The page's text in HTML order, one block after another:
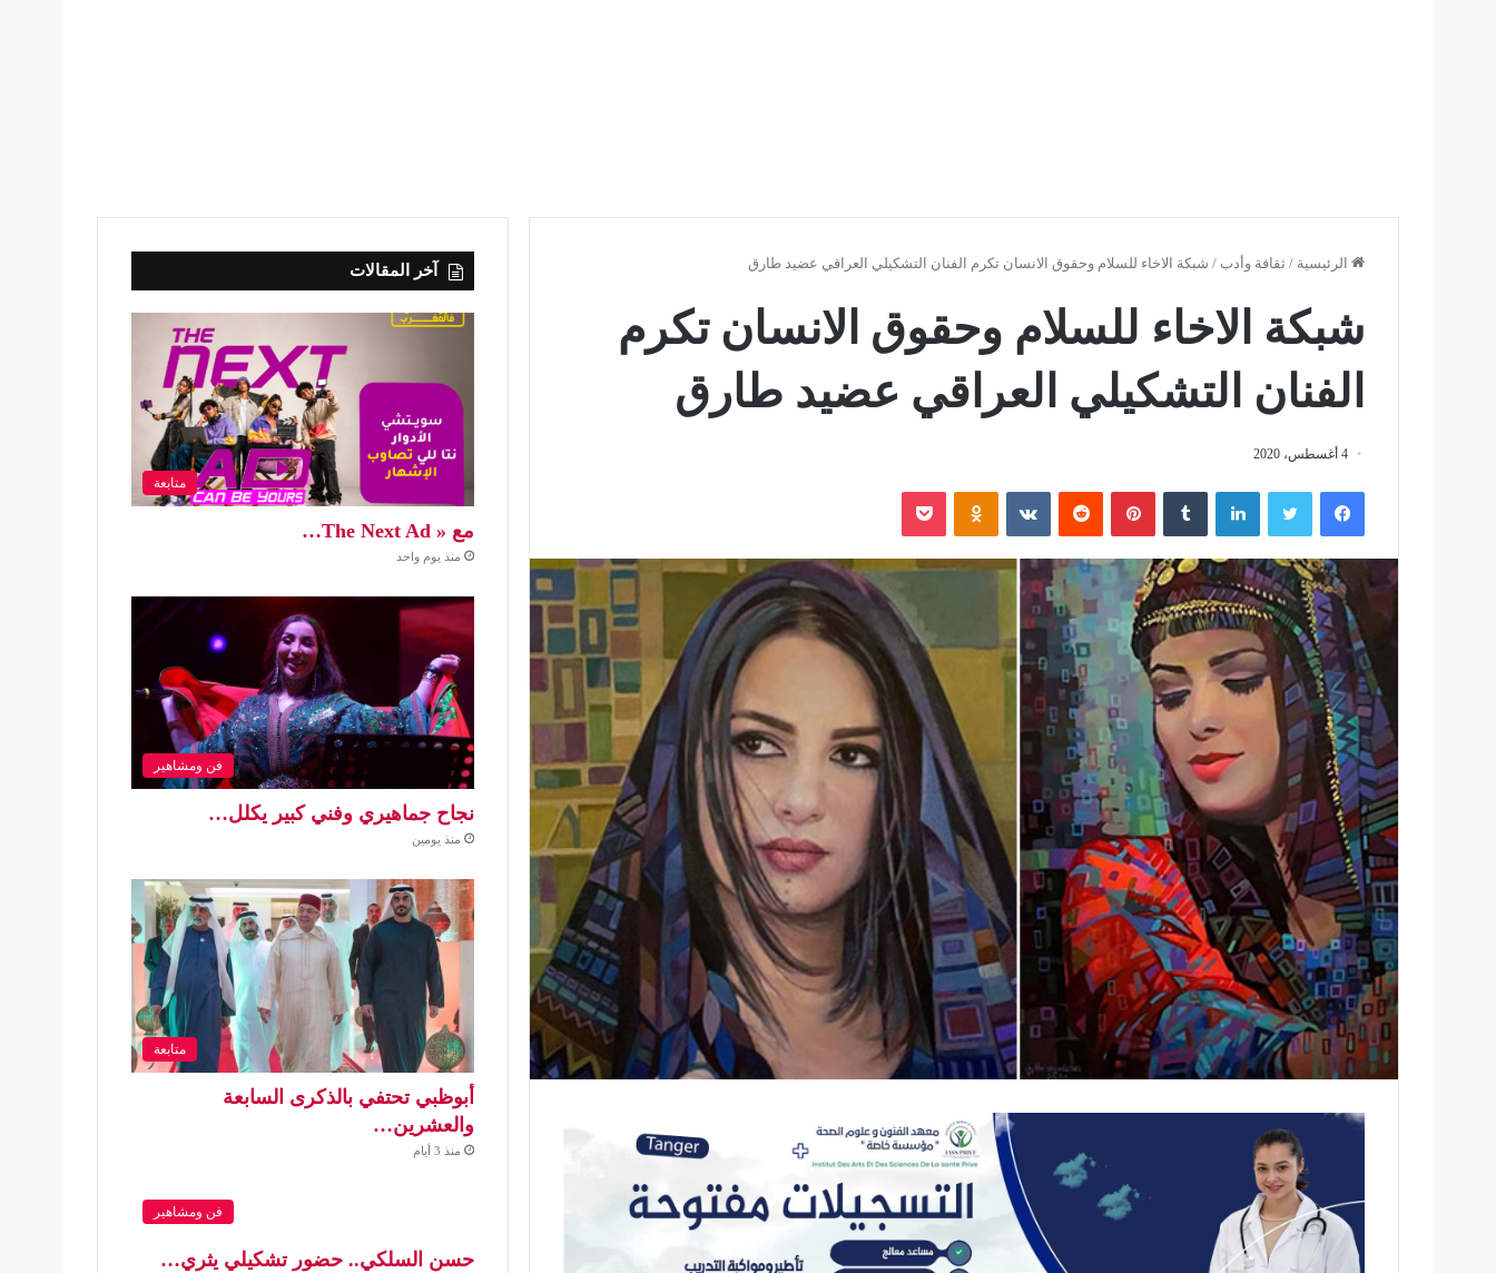
الرئيسية / ثقافة وأدب / شبكة الاخاء للسلام وحقوق الانسان تكرم الفنان التشكيلي العراقي عضيد طارق
شبكة الاخاء للسلام وحقوق الانسان تكرم
الفنان التشكيلي العراقي عضيد طارق
4 أغسطس، 2020
فيسبوك تويتر لينكدإن بينتيريست Odnoklassniki
بوكيت
آخر المقالات
متابعة
مع « The Next Ad…
منذ يوم واحد
فن ومشاهير
نجاح جماهيري وفني كبير يكلل…
منذ يومين
متابعة
أبوظبي تحتفي بالذكرى السابعة
والعشرين…
منذ 3 أيام
فن ومشاهير
حسن السلكي.. حضور تشكيلي يثري…